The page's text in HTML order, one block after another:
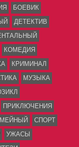
БОЕВИК
ДЕТЕКТИВ
КОМЕДИЯ
КРИМИНАЛ
МУЗЫКА
ПРИКЛЮЧЕНИЯ
СПОРТ
УЖАСЫ